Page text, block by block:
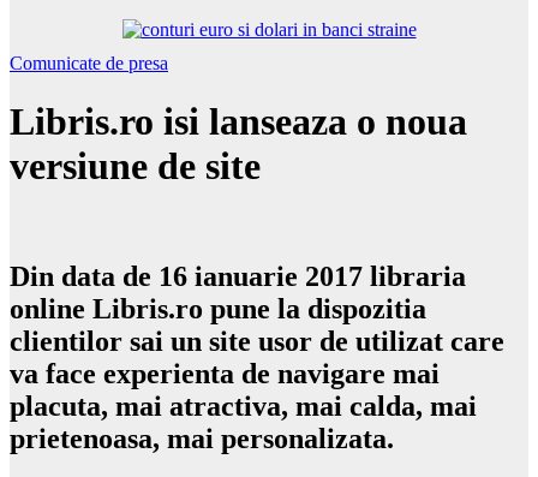
Comunicate de presa
Libris.ro isi lanseaza o noua
versiune de site
Din data de 16 ianuarie 2017 libraria
online Libris.ro pune la dispozitia
clientilor sai un site usor de utilizat care
va face experienta de navigare mai
placuta, mai atractiva, mai calda, mai
prietenoasa, mai personalizata.